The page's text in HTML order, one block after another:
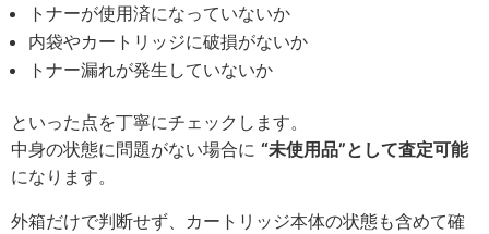
トナーが使用済になっていないか
内袋やカートリッジに破損がないか
トナー漏れが発生していないか
といった点を丁寧にチェックします。
中身の状態に問題がない場合に “未使用品”として査定可能
になります。
外箱だけで判断せず、カートリッジ本体の状態も含めて確